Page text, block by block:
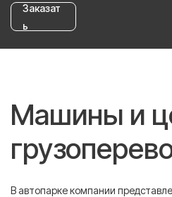
Заказат
ь
Машины и
В автопарке компании